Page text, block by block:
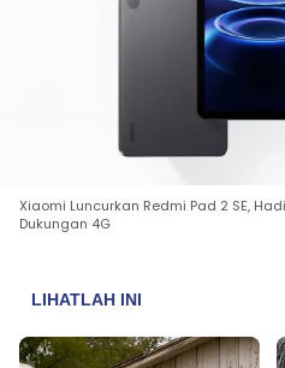
Xiaomi Luncurkan Redmi Pad 2 SE,
Dukungan 4G